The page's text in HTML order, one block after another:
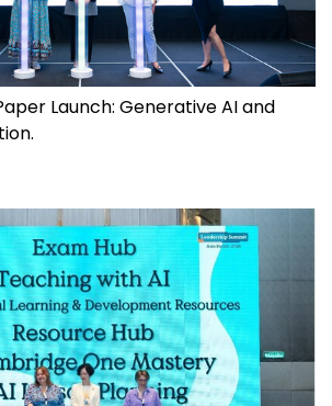
Launch: Generative AI and